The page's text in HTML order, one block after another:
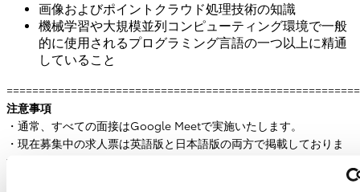
画像およびポイントクラウド処理技術の知識
機械学習や大規模並列コンピューティング環境で一般
的に使用されるプログラミング言語の一つ以上に精通
していること
注意事項
・通常、すべての面接はGoogle Meetで実施いたします。
・現在募集中の求人票は英語版と日本語版の両方で掲載しておりま
す。つきましては、いずれか一方のみにご応募いただきますようお